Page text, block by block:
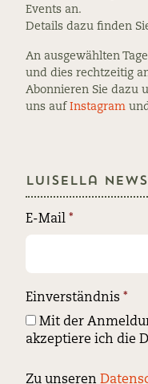
Events an.
Details dazu finden
An ausgewählten
und dies rechtzeitig
Abonnieren Sie dazu
uns auf Instagram
Luisella
E-Mail *
Einverständnis *
Mit der
akzeptiere ich die
Zu unseren